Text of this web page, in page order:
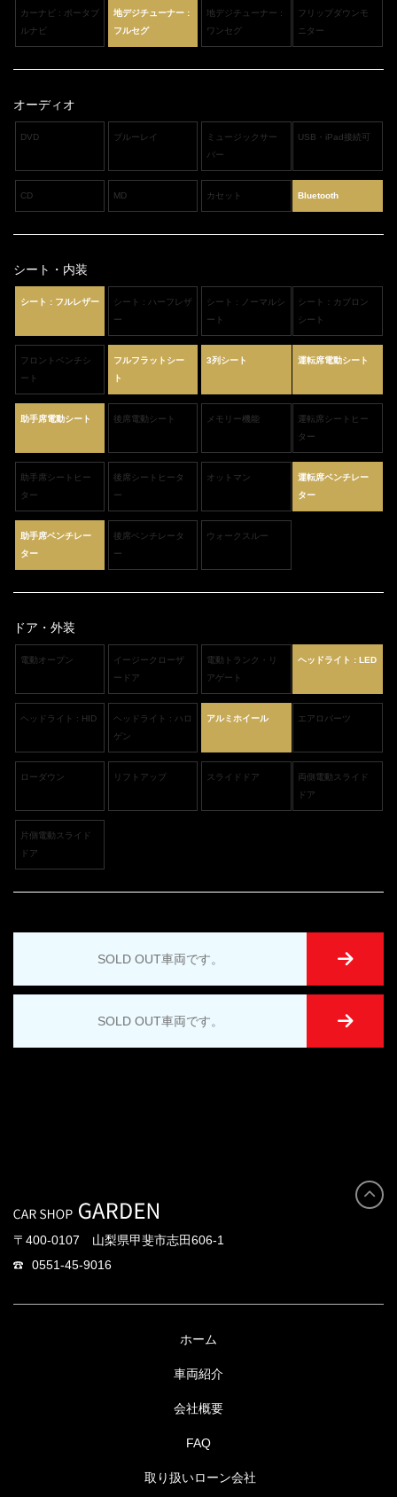
カーナビ : ポータブ
ルナビ
地デジチューナー :
フルセグ
地デジチューナー :
ワンセグ
フリップダウンモ
ニター
オーディオ
DVD ブルーレイ
ミュージックサー
バー
USB・iPad接続可
CD MD カセット Bluetooth
シート・内装
シート : フルレザー
シート : ハーフレザ
ー
シート : ノーマルシ
ート
シート：カブロン
シート
フロントベンチシ
ート
フルフラットシー
ト
3列シート 運転席電動シート
助手席電動シート 後席電動シート メモリー機能
運転席シートヒー
ター
助手席シートヒー
ター
後席シートヒータ
ー
オットマン
運転席ベンチレー
ター
助手席ベンチレー
ター
後席ベンチレータ
ー
ウォークスルー
ドア・外装
電動オープン
イージークローザ
ードア
電動トランク・リ
アゲート
ヘッドライト : LED
ヘッドライト : HID
ヘッドライト : ハロ
ゲン
アルミホイール エアロパーツ
ローダウン リフトアップ スライドドア
両側電動スライド
ドア
片側電動スライド
ドア
SOLD OUT車両です。
SOLD OUT車両です。
〒400-0107 山梨県甲斐市志田606-1
0551-45-9016
ホーム
車両紹介
会社概要
FAQ
取り扱いローン会社